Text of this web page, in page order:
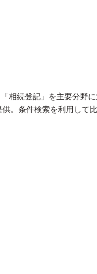
相続登記」を主要分野
。条件検索を利用して